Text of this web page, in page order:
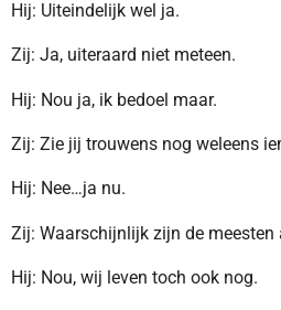
Hij: Uiteindelijk wel ja.
Zij: Ja, uiteraard niet meteen.
Hij: Nou ja, ik bedoel maar.
Zij: Zie jij trouwens nog weleens
Hij: Nee…ja nu.
Zij: Waarschijnlijk zijn de meesten
Hij: Nou, wij leven toch ook nog.